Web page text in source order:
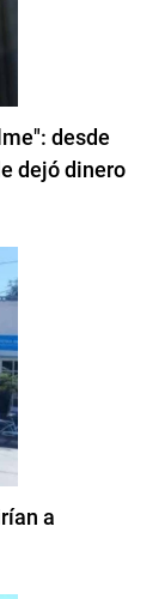
desde
dejó dinero
a